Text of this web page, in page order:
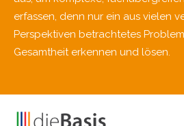
erfassen, denn nur ein aus vielen
Perspektiven betrachtetes
Gesamtheit erkennen und lösen.